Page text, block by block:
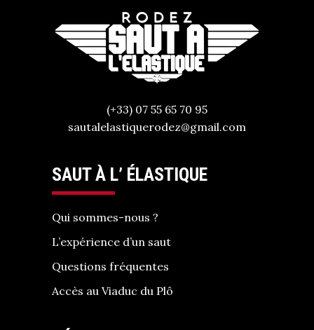
(+33) 07 55 65 70 95
sautalelastiquerodez@gmail.com
SAUT À L’ ÉLASTIQUE
Qui sommes-nous ?
L’expérience d’un saut
Questions fréquentes
Accès au Viaduc du Plô